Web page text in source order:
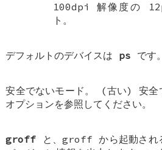
100dpi 解像度の
ト。
デフォルトのデバイスは ps です。
安全でないモード。 (古い) 安全
オプションを参照してください。
groff と、groff から起動され